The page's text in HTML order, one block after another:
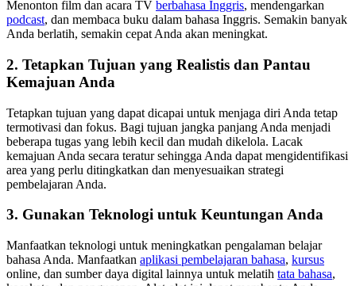
Menonton film dan acara TV berbahasa Inggris, mendengarkan
podcast, dan membaca buku dalam bahasa Inggris. Semakin banyak
Anda berlatih, semakin cepat Anda akan meningkat.
2. Tetapkan Tujuan yang Realistis dan Pantau
Kemajuan Anda
Tetapkan tujuan yang dapat dicapai untuk menjaga diri Anda tetap
termotivasi dan fokus. Bagi tujuan jangka panjang Anda menjadi
beberapa tugas yang lebih kecil dan mudah dikelola. Lacak
kemajuan Anda secara teratur sehingga Anda dapat mengidentifikasi
area yang perlu ditingkatkan dan menyesuaikan strategi
pembelajaran Anda.
3. Gunakan Teknologi untuk Keuntungan Anda
Manfaatkan teknologi untuk meningkatkan pengalaman belajar
bahasa Anda. Manfaatkan aplikasi pembelajaran bahasa, kursus
online, dan sumber daya digital lainnya untuk melatih tata bahasa,